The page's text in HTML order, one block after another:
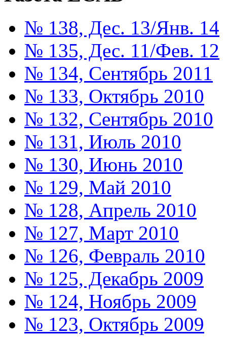
№ 138, Дес. 13/Янв. 14
№ 135, Дес. 11/Фев. 12
№ 134, Сентябрь 2011
№ 133, Октябрь 2010
№ 132, Сентябрь 2010
№ 131, Июль 2010
№ 130, Июнь 2010
№ 129, Май 2010
№ 128, Апрель 2010
№ 127, Март 2010
№ 126, Февраль 2010
№ 125, Декабрь 2009
№ 124, Ноябрь 2009
№ 123, Октябрь 2009